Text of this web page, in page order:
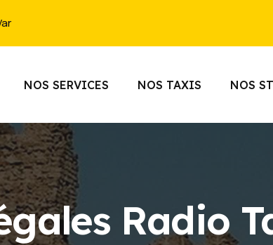
NOS SERVICES NOS TAXIS NOS
Radio